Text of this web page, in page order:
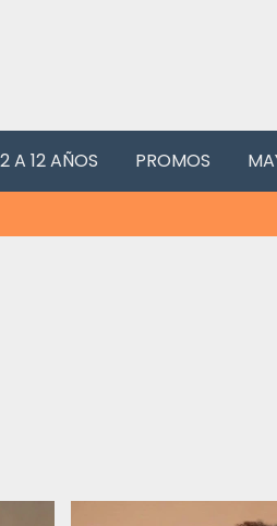
A 12 AÑOS PROMOS
3x2 en toda la